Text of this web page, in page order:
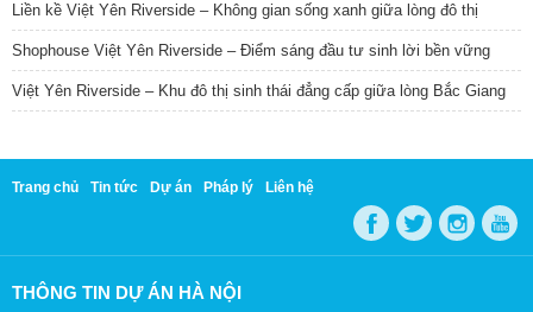
Liền kề Việt Yên Riverside – Không gian sống xanh giữa lòng đô thị
Shophouse Việt Yên Riverside – Điểm sáng đầu tư sinh lời bền vững
Việt Yên Riverside – Khu đô thị sinh thái đẳng cấp giữa lòng Bắc Giang
Trang chủ Tin tức Dự án Pháp lý Liên hệ
THÔNG TIN DỰ ÁN HÀ NỘI